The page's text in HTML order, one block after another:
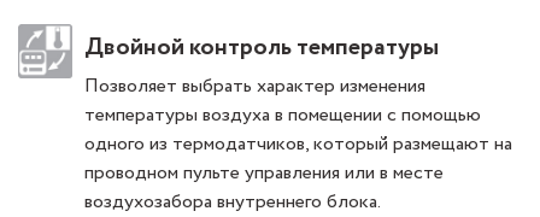
Двойной контроль температуры
Позволяет выбрать характер изменения
температуры воздуха в помещении с помощью
одного из термодатчиков, который размещают на
проводном пульте управления или в месте
воздухозабора внутреннего блока.